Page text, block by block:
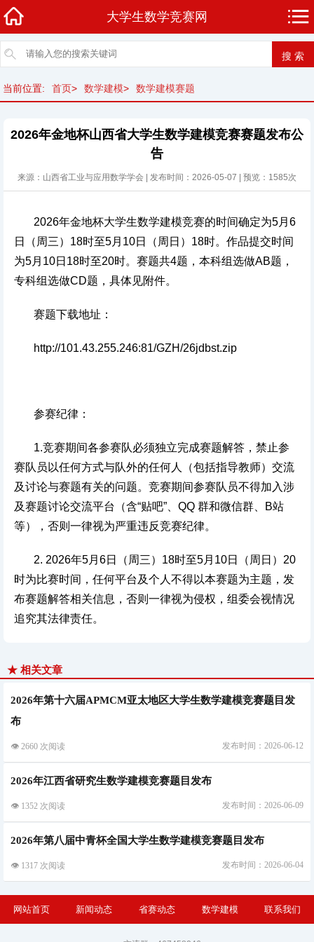
大学生数学竞赛网
当前位置: 首页> 数学建模> 数学建模赛题
2026年金地杯山西省大学生数学建模竞赛赛题发布公
告
来源：山西省工业与应用数学学会 | 发布时间：2026-05-07 | 预览：1585次
2026年金地杯大学生数学建模竞赛的时间确定为5月6
日（周三）18时至5月10日（周日）18时。作品提交时间
为5月10日18时至20时。赛题共4题，本科组选做AB题，
专科组选做CD题，具体见附件。
赛题下载地址：
http://101.43.255.246:81/GZH/26jdbst.zip
参赛纪律：
1.竞赛期间各参赛队必须独立完成赛题解答，禁止参
赛队员以任何方式与队外的任何人（包括指导教师）交流
及讨论与赛题有关的问题。竞赛期间参赛队员不得加入涉
及赛题讨论交流平台（含“贴吧”、QQ 群和微信群、B站
等），否则一律视为严重违反竞赛纪律。
2. 2026年5月6日（周三）18时至5月10日（周日）20
时为比赛时间，任何平台及个人不得以本赛题为主题，发
布赛题解答相关信息，否则一律视为侵权，组委会视情况
追究其法律责任。
★ 相关文章
2026年第十六届APMCM亚太地区大学生数学建模竞赛题目发
布
👁 2660 次阅读 发布时间：2026-06-12
2026年江西省研究生数学建模竞赛题目发布
👁 1352 次阅读 发布时间：2026-06-09
2026年第八届中青杯全国大学生数学建模竞赛题目发布
👁 1317 次阅读 发布时间：2026-06-04
网站首页 新闻动态 省赛动态 数学建模 联系我们